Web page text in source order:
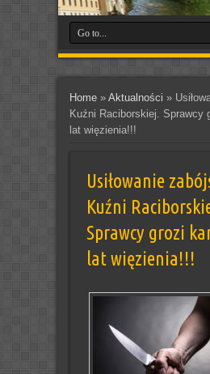
Home» Aktualności »
Kuźni Raciborskiej. Sprawcy
lat więzienia!!!
Usiłowanie
Kuźni
Sprawcy grozi
lat więzienia!!!